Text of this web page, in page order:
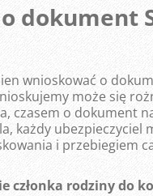
dokument
wnioskować o
może się
czasem o dokument
każdy
i przebiegiem
członka rodziny do